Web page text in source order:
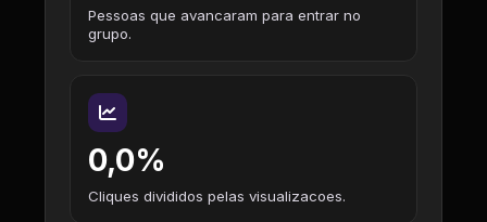
Pessoas que avancaram para entrar no
grupo.
0,0%
Cliques divididos pelas visualizacoes.